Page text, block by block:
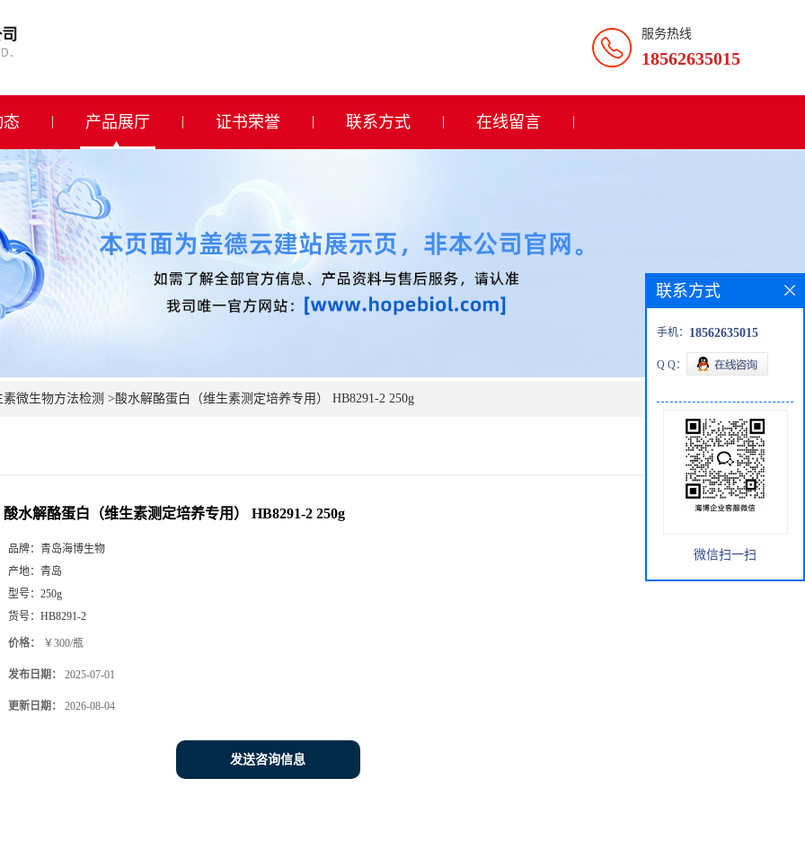
服务热线
18562635015
产品展厅 证书荣誉 联系方式 在线留言
微生物方法检测 >酸水解酪蛋白（维生素测定培养专用） HB8291-2 250g
酸水解酪蛋白（维生素测定培养专用） HB8291-2 250g
品牌： 青岛海博生物
产地： 青岛
型号： 250g
货号： HB8291-2
价格： ￥300/瓶
发布日期： 2025-07-01
更新日期： 2026-08-04
发送咨询信息
联系方式
手机： 18562635015
Q Q：
微信扫一扫